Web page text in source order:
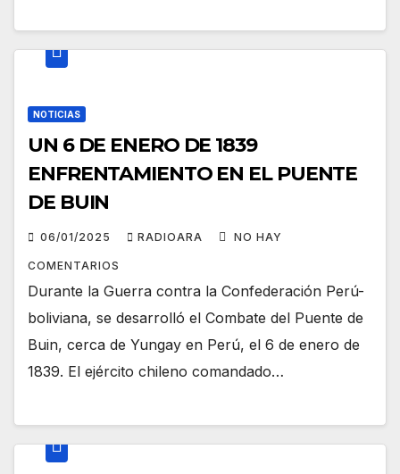
NOTICIAS
UN 6 DE ENERO DE 1839
ENFRENTAMIENTO EN EL PUENTE
DE BUIN
06/01/2025 RADIOARA NO HAY
COMENTARIOS
Durante la Guerra contra la Confederación Perú-
boliviana, se desarrolló el Combate del Puente de
Buin, cerca de Yungay en Perú, el 6 de enero de
1839. El ejército chileno comandado…